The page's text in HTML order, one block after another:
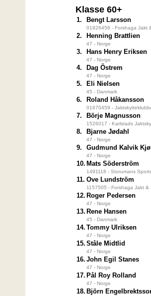
Klasse 60+
1. Bengt Larsson
01926456 - Forshaga Jakt
2. Henning Brattlien
47 - Norge
3. Hans Henry Eriksen
47 - Norge
4. Dag Östrem
47 - Norge
5. Eli Nielsen
45 - Danmark
6. Roland Håkansson
01670459 -
7. Börje Magnusson
1526017 - Karlstads
8. Bjarne Jødahl
47 - Norge
9. Gudmund Kalvik
47 - Norge
10. Mats Söderström
1491118 - Storumans
11. Ove Lundström
1157505 - Forshaga Jakt &
12. Roger Pedersen
47 - Norge
13. Rene Hansen
45 - Danmark
14. Tommy Ulriksen
47 - Norge
15. Ståle Midtlid
47 - Norge
16. John Egil Stanes
47 - Norge
17. Pål Roy Rolland
47 - Norge
18. Björn